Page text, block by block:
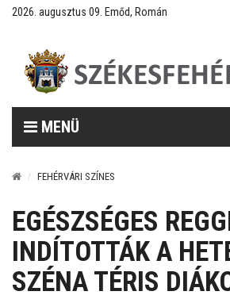
2026. augusztus 09. Emőd, Román
MENÜ
FEHÉRVÁRI SZÍNES
EGÉSZSÉGES
INDÍTOTTÁK A
SZÉNA TÉRIS